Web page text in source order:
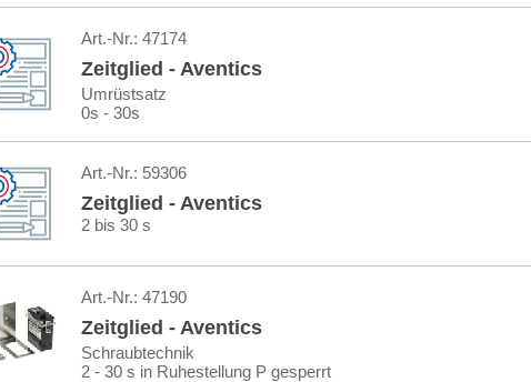
Art.-Nr.: 47174
Zeitglied - Aventics
Umrüstsatz
0s - 30s
Art.-Nr.: 59306
Zeitglied - Aventics
2 bis 30 s
Art.-Nr.: 47190
Zeitglied - Aventics
Schraubtechnik
2 - 30 s in Ruhestellung P gesperrt